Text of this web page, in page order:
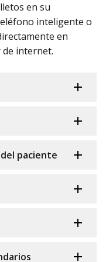
en su
inteligente o
en
de internet.
paciente